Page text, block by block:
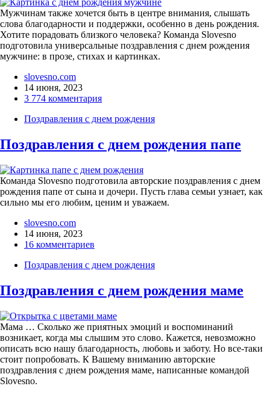
Мужчинам также хочется быть в центре внимания, слышать
слова благодарности и поддержки, особенно в день рождения.
Хотите порадовать близкого человека? Команда Slovesno
подготовила универсальные поздравления с днем рождения
мужчине: в прозе, стихах и картинках.
slovesno.com
14 июня, 2023
3 774 комментария
Поздравления с днем рождения
Поздравления с днем рождения папе
Команда Slovesno подготовила авторские поздравления с днем
рождения папе от сына и дочери. Пусть глава семьи узнает, как
сильно мы его любим, ценим и уважаем.
slovesno.com
14 июня, 2023
16 комментариев
Поздравления с днем рождения
Поздравления с днем рождения маме
Мама … Сколько же приятных эмоций и воспоминаний
возникает, когда мы слышим это слово. Кажется, невозможно
описать всю нашу благодарность, любовь и заботу. Но все-таки
стоит попробовать. К Вашему вниманию авторские
поздравления с днем рождения маме, написанные командой
Slovesno.